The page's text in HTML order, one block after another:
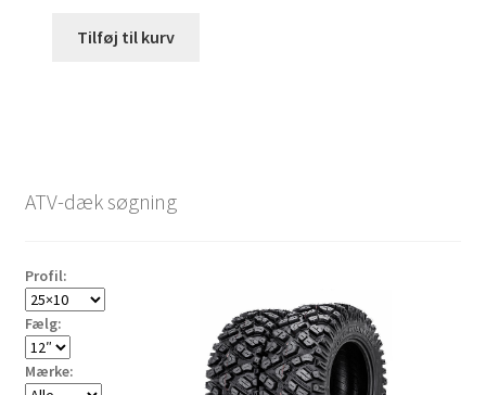
Tilføj til kurv
ATV-dæk søgning
Profil:
Fælg:
Mærke: